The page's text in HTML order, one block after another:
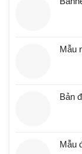
Mẫu
Bản
Mẫu